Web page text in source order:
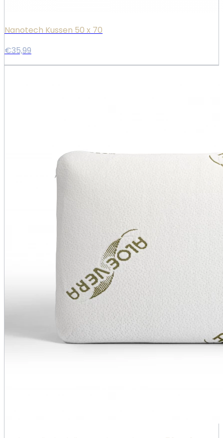
Nanotech Kussen 50 x 70
€35,99